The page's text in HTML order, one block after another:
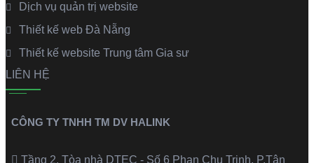
Dịch vụ quản trị website
Thiết kế web Đà Nẵng
Thiết kế website Trung tâm Gia sư
LIÊN HỆ
CÔNG TY TNHH TM DV HALINK
Tầng 2, Tòa nhà DTEC - Số 6 Phan Chu Trinh, P.Tân